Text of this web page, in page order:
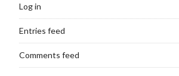
Log in
Entries feed
Comments feed